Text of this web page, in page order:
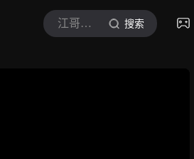
江哥带你学篮球呀 搜索